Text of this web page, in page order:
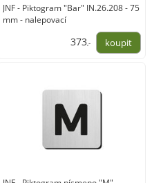
JNF - Piktogram "Bar" IN.26.208 - 75
mm - nalepovací
373,-